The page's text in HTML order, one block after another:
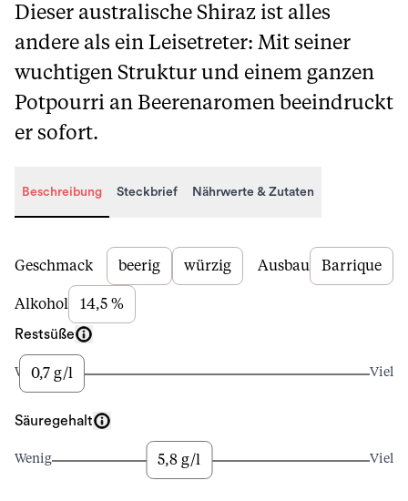
Dieser australische Shiraz ist alles
andere als ein Leisetreter: Mit seiner
wuchtigen Struktur und einem ganzen
Potpourri an Beerenaromen beeindruckt
er sofort.
Beschreibung Steckbrief Nährwerte & Zutaten
Beschreibung
Geschmack beerig würzig Ausbau Barrique
Alkohol 14,5 %
Restsüße
Wenig0,7 g/l Viel
Säuregehalt
Wenig 5,8 g/l Viel